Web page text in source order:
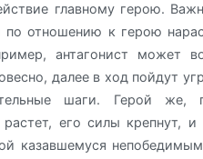
главному герою.
по отношению к герою
антагонист может
далее в ход пойдут
шаги. Герой же,
растет, его силы крепнут,
казавшемуся